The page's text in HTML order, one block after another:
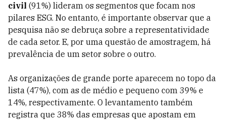
civil (91%) lideram os segmentos que focam nos
pilares ESG. No entanto, é importante observar que a
pesquisa não se debruça sobre a representatividade
de cada setor. E, por uma questão de amostragem, há
prevalência de um setor sobre o outro.
As organizações de grande porte aparecem no topo da
lista (47%), com as de médio e pequeno com 39% e
14%, respectivamente. O levantamento também
registra que 38% das empresas que apostam em